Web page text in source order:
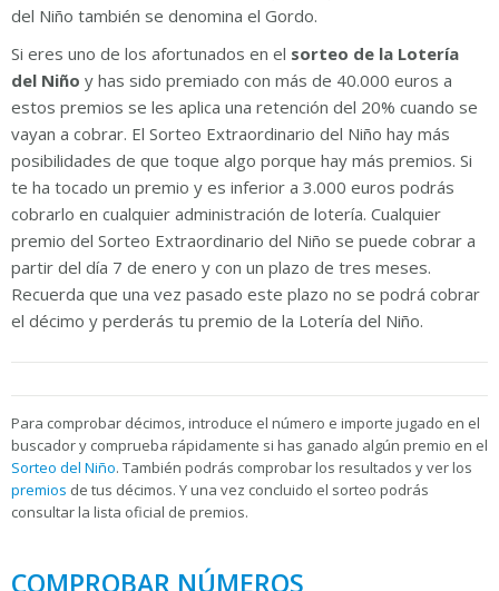
del Niño también se denomina el Gordo.
Si eres uno de los afortunados en el sorteo de la Lotería
del Niño y has sido premiado con más de 40.000 euros a
estos premios se les aplica una retención del 20% cuando se
vayan a cobrar. El Sorteo Extraordinario del Niño hay más
posibilidades de que toque algo porque hay más premios. Si
te ha tocado un premio y es inferior a 3.000 euros podrás
cobrarlo en cualquier administración de lotería. Cualquier
premio del Sorteo Extraordinario del Niño se puede cobrar a
partir del día 7 de enero y con un plazo de tres meses.
Recuerda que una vez pasado este plazo no se podrá cobrar
el décimo y perderás tu premio de la Lotería del Niño.
Para comprobar décimos, introduce el número e importe jugado en el
buscador y comprueba rápidamente si has ganado algún premio en el
Sorteo del Niño. También podrás comprobar los resultados y ver los
premios de tus décimos. Y una vez concluido el sorteo podrás
consultar la lista oficial de premios.
COMPROBAR NÚMEROS